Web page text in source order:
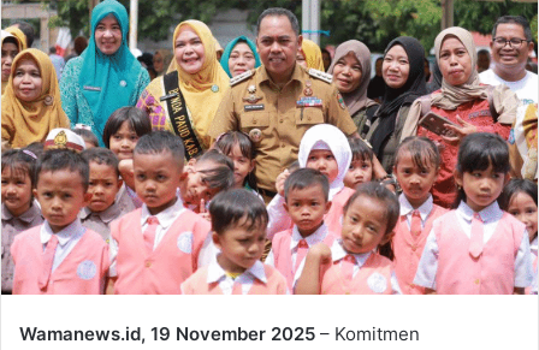
Wamanews.id, 19 November 2025 – Komitmen